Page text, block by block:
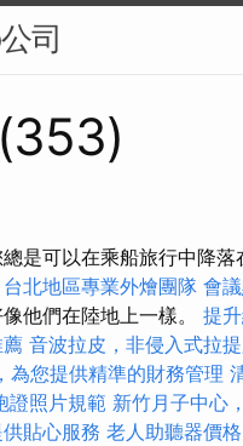
司
是可以在乘船旅行中降落
台北地區專業外燴團隊 會
他們在陸地上一樣。 提
音波拉皮，非侵入式拉
為您提供精準的財務管理
證照片規範 新竹月子中心
貼心服務 老人助聽器價